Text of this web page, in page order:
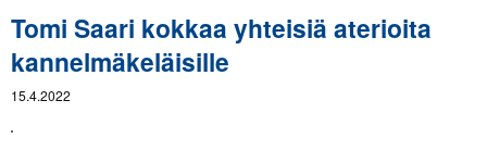
Tomi Saari kokkaa yhteisiä aterioita
kannelmäkeläisille
15.4.2022